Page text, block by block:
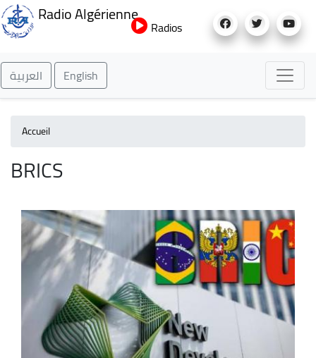
au
Radio Algérienne
Radios
العربية English
Accueil
BRICS